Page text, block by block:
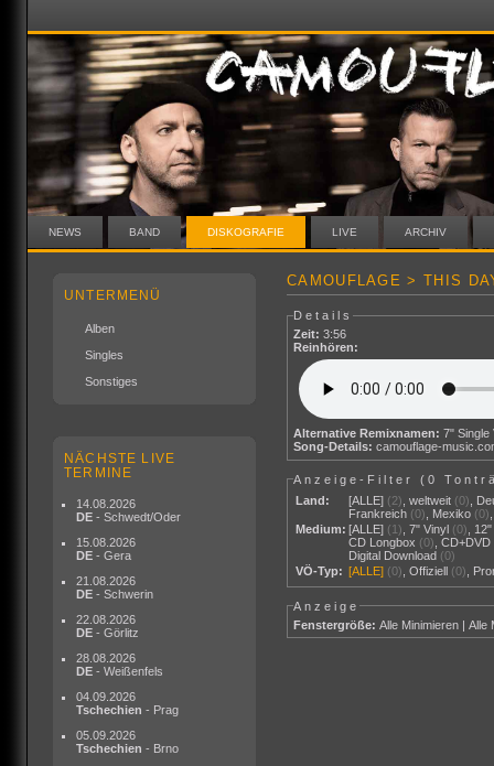
NEWS BAND DISKOGRAFIE LIVE ARCHIV
UNTERMENÜ
Alben
Singles
Sonstiges
NÄCHSTE LIVE
TERMINE
14.08.2026
DE - Schwedt/Oder
15.08.2026
DE - Gera
21.08.2026
DE - Schwerin
22.08.2026
DE - Görlitz
28.08.2026
DE - Weißenfels
04.09.2026
Tschechien - Prag
05.09.2026
Tschechien - Brno
CAMOUFLAGE > THIS
Details
Zeit: 3:56
Reinhören:
Alternative Remixnamen: 7"
Song-Details: camouflage-
Anzeige-Filter (0
Land:
[ALLE] (2) ,weltweit (0)
Frankreich (0) Mexiko (0)
Medium: [ALLE] (1) ,7" Vinyl (0)
CD Longbox (0) ,CD+DVD
Digital Download (0)
VÖ-Typ: [ALLE] (0) ,Offiziell (0)
Anzeige
Fenstergröße: Alle Minimieren |Alle